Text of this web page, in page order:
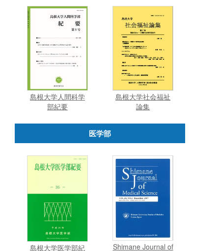
島根大学人間科学
部紀要
島根大学社会福祉
論集
医学部
島根大学医学部紀
Shimane Journal of